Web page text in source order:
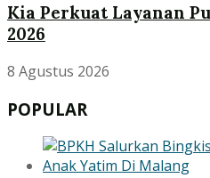
Kia Perkuat Layanan
2026
8 Agustus 2026
POPULAR